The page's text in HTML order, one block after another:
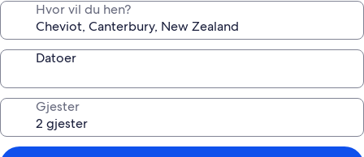
Hvor vil du hen?
Datoer
Gjester